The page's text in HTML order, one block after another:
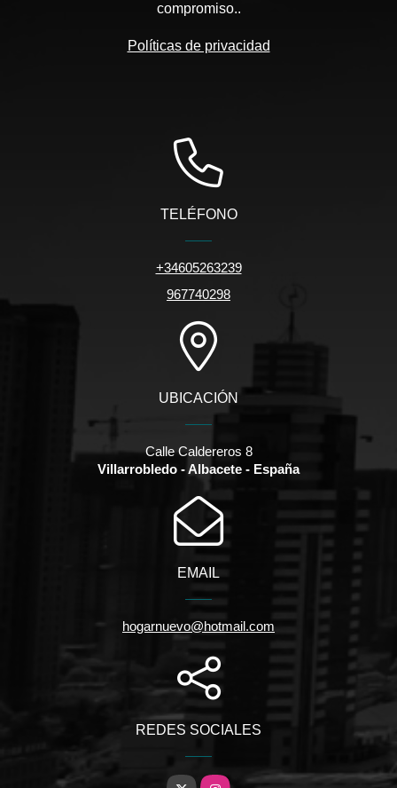
compromiso..
Políticas de privacidad
TELÉFONO
+34605263239
967740298
UBICACIÓN
Calle Caldereros 8
Villarrobledo - Albacete - España
EMAIL
hogarnuevo@hotmail.com
REDES SOCIALES